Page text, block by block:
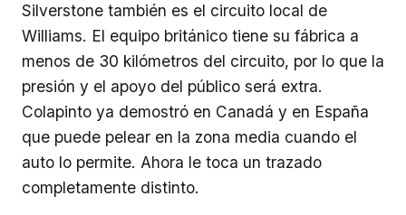
Silverstone también es el circuito local de
Williams. El equipo británico tiene su fábrica a
menos de 30 kilómetros del circuito, por lo que la
presión y el apoyo del público será extra.
Colapinto ya demostró en Canadá y en España
que puede pelear en la zona media cuando el
auto lo permite. Ahora le toca un trazado
completamente distinto.